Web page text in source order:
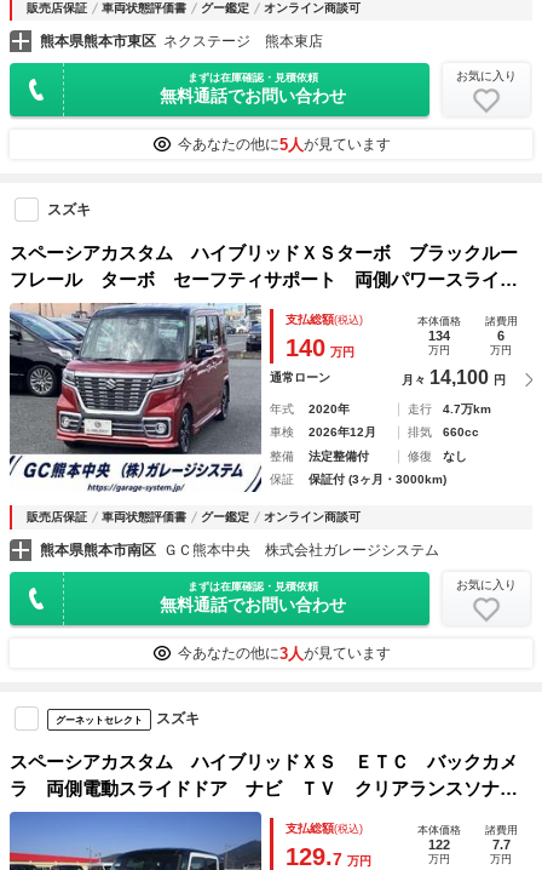
販売店保証 車両状態評価書 グー鑑定 オンライン商談可
熊本県熊本市東区 ネクステージ 熊本東店
まずは在庫確認・見積依頼
無料通話でお問い合わせ
お気に入り
今あなたの他に5人が見ています
スズキ
スペーシアカスタム ハイブリッドＸＳターボ ブラックルー
フレール ターボ セーフティサポート 両側パワースライド
ドア イクリプス７インチナビ＆バックカメラ Ｂｌｕｅｔｏ
ｏｔｈ接続 ＬＥＤヘッドランプ 純正１５インチアルミホイ
ール シートヒーター
支払総額(税込)
140 万円
本体価格
134
万円
諸費用
6
万円
通常ローン 月々 14,100 円
年式 2020年 走行
4.7万km
車検
2026年12月 排気
660cc
整備
法定整備付 修復
なし
保証
保証付 (3ヶ月・3000km)
販売店保証 車両状態評価書 グー鑑定 オンライン商談可
熊本県熊本市南区 ＧＣ熊本中央 株式会社ガレージシステム
まずは在庫確認・見積依頼
無料通話でお問い合わせ
お気に入り
今あなたの他に3人が見ています
グーネットセレクト スズキ
スペーシアカスタム ハイブリッドＸＳ ＥＴＣ バックカメ
ラ 両側電動スライドドア ナビ ＴＶ クリアランスソナ
ー レーンアシスト 衝突被害軽減システム ＬＥＤヘッドラ
ンプ スマートキー アイドリングストップ
支払総額(税込)
129.7 万円
本体価格
122
万円
諸費用
7.7
万円